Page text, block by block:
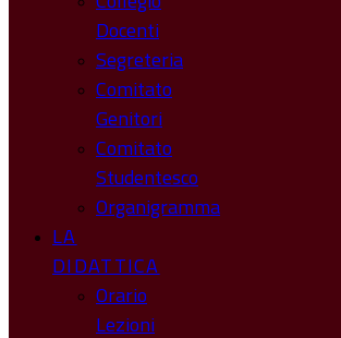
Docenti
Segreteria
Comitato
Genitori
Comitato
Studentesco
Organigramma
LA
DIDATTICA
Orario
Lezioni